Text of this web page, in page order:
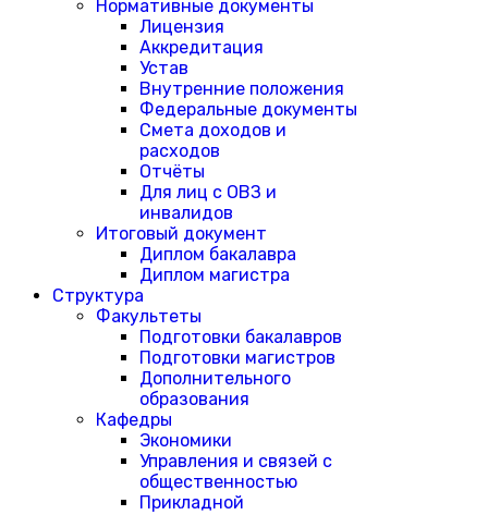
Нормативные документы
Лицензия
Аккредитация
Устав
Внутренние положения
Федеральные документы
Смета доходов и
расходов
Отчёты
Для лиц с ОВЗ и
инвалидов
Итоговый документ
Диплом бакалавра
Диплом магистра
Структура
Факультеты
Подготовки бакалавров
Подготовки магистров
Дополнительного
образования
Кафедры
Экономики
Управления и связей с
общественностью
Прикладной